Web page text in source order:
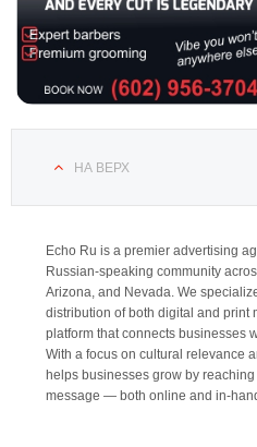
НА ВЕРХ
Echo Ru is a premier advertising
Russian-speaking community
Arizona, and Nevada. We
distribution of both digital and print
platform that connects businesses
With a focus on cultural relevance
helps businesses grow by
message — both online and in-